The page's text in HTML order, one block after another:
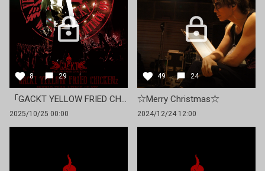
8 29
「GACKT YELLOW FRIED CHICKENz 〜WORLD TOUR ATTACK OF YFCz〜」FC先行
2025/10/25 00:00
49 24
☆Merry Christmas☆
2024/12/24 12:00